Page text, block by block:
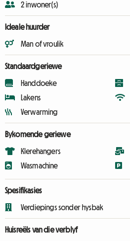
2 inwoner(s)
Ideale huurder
Man of vroulik
Standaardgeriewe
Handdoeke
Lakens
Verwarming
Bykomende geriewe
Klerehangers
Wasmachine
Spesifikasies
Verdiepings sonder hysbak
Huisreëls van die verblyf